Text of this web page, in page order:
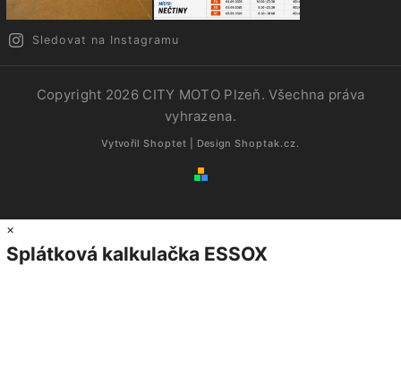
Sledovat na Instagramu
Copyright 2026 CITY MOTO Plzeň. Všechna práva
vyhrazena.
Vytvořil Shoptet | Design Shoptak.cz.
×
Splátková kalkulačka ESSOX